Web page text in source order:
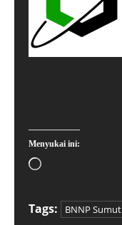
Menyukai ini:
Tags: BNNP Sumut